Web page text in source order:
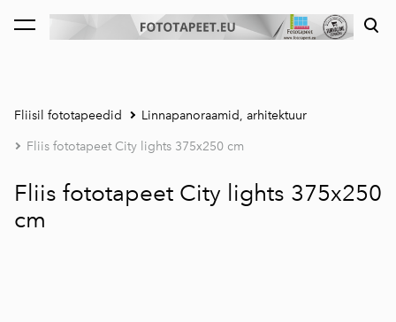
lisati ostukorvi. Vaata ostukorvi
Fliisil fototapeedid Linnapanoraamid, arhitektuur
Fliis fototapeet City lights 375x250 cm
Fliis fototapeet City lights 375x250
cm